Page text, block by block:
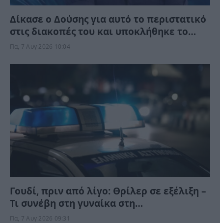
Δίκασε ο Δούσης για αυτό το περιστατικό
στις διακοπές του και υποκλήθηκε το
ίντερνετ – “Θέλεις να κάνεις την παραλία
Πα, 7 Αυγ 2026 10:04
Γουδί, πριν από λίγο: Θρίλερ σε εξέλιξη –
Τι συνέβη στη γυναίκα στη
Μιχαλακοπούλου;
Πα, 7 Αυγ 2026 09:31